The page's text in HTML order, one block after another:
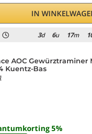
IN
3d 6u 17m
AOC Gewürztraminer
Kuentz-Bas
5%